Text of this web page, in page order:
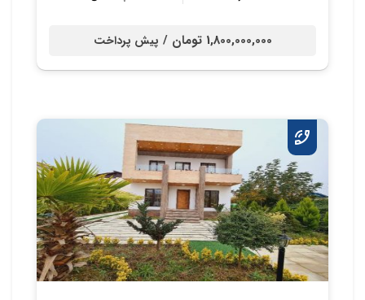
1,800,000,000 تومان / پیش پرداخت